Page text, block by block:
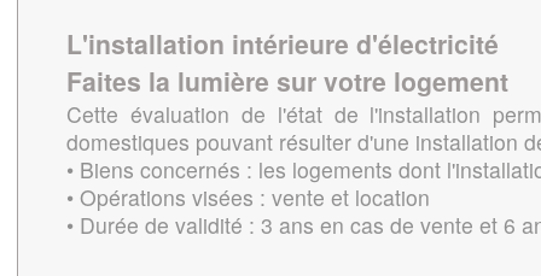
L'installation intérieure d'électricité
Faites la lumière sur votre logement
Cette évaluation de l'état de l'installation
domestiques pouvant résulter d'une installation
• Biens concernés : les logements dont
• Opérations visées : vente et location
• Durée de validité : 3 ans en cas de vente et 6